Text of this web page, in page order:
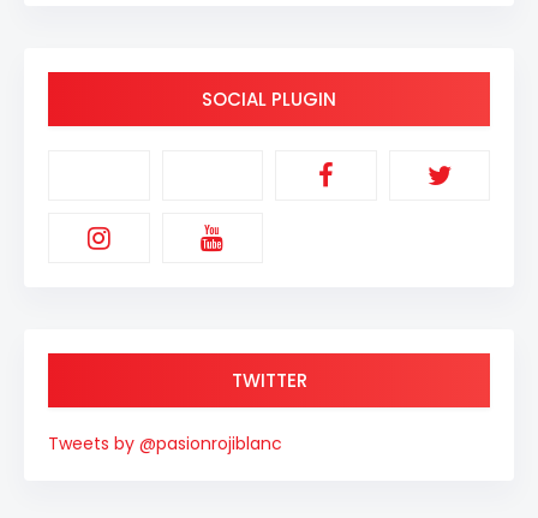
SOCIAL PLUGIN
TWITTER
Tweets by @pasionrojiblanc